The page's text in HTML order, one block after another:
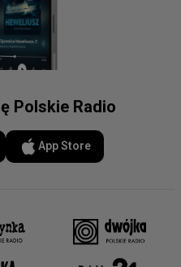
Polskie Radio
App Store